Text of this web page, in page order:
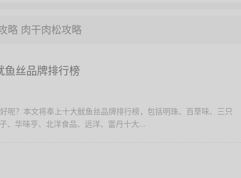
略 肉干肉松攻略
鱼丝品牌排行榜
呢？本文将奉上十大鱿鱼丝品牌排行榜，包括明珠、百草味、三只
、华味亨、北洋食品、远洋、富丹十大...